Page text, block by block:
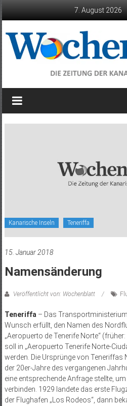
7. August 2026
Wochenblatt
die
Kanarische Inseln Teneriffa
15. Januar 2018
Namensänderung
Veröffentlicht von: Wochenblatt
Teneriffa– Das
Wunsch erfüllt, den Namen des
„Aeropuerto de Tenerife Norte“
soll in „Aeropuerto Tenerife Norte-
werden. Die Ursprünge von Teneriffas
der 20er-Jahre des vergangenen
eine entsprechende Anfrage stellte,
verbinden. 1929 landete das erste
der Flughafen „Los Rodeos“, dann